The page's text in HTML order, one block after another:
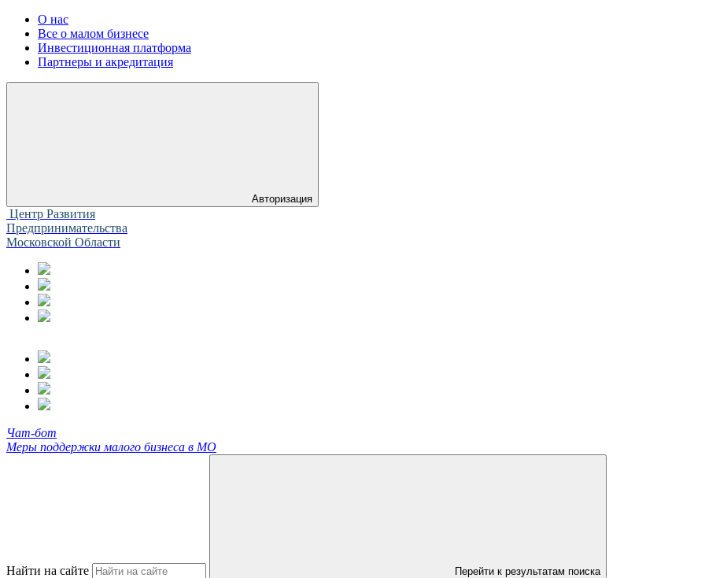
О нас
Все о малом бизнесе
Инвестиционная платформа
Партнеры и акредитация
Авторизация
Центр Развития
Предпринимательства
Московской Области
Чат-бот
Меры поддержки малого бизнеса в МО
Найти на сайте Перейти к результатам поиска